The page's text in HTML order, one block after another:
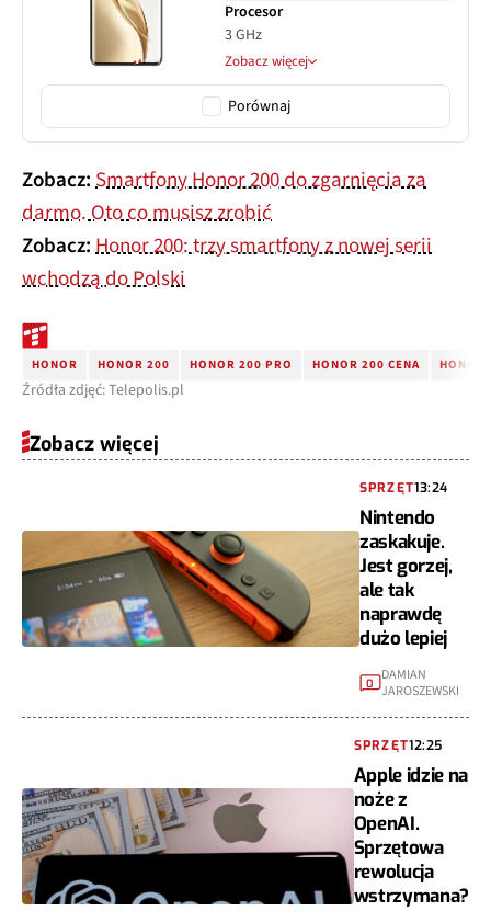
Procesor
3 GHz
Zobacz więcej
Porównaj
Zobacz:Smartfony Honor 200 do zgarnięcia za
darmo. Oto co musisz zrobić
Zobacz:Honor 200: trzy smartfony z nowej serii
wchodzą do Polski
HONOR HONOR 200 HONOR 200 PRO HONOR 200 CENA HONOR
Źródła zdjęć: Telepolis.pl
Zobacz więcej
SPRZĘT13:24
Nintendo
zaskakuje.
Jest gorzej,
ale tak
naprawdę
dużo lepiej
0
DAMIAN
JAROSZEWSKI
SPRZĘT12:25
Apple idzie na
noże z
OpenAI.
Sprzętowa
rewolucja
wstrzymana?